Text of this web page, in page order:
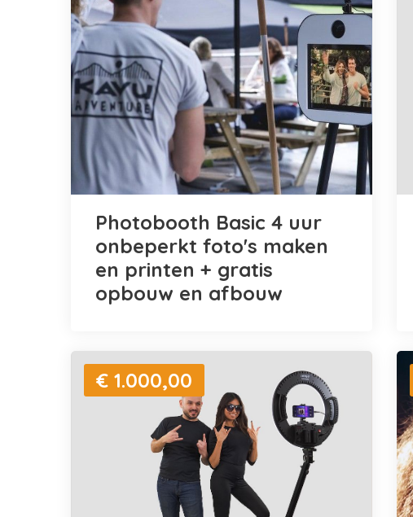
Photobooth Basic 4 uur
onbeperkt foto's maken
en printen + gratis
opbouw en afbouw
€ 1.000,00